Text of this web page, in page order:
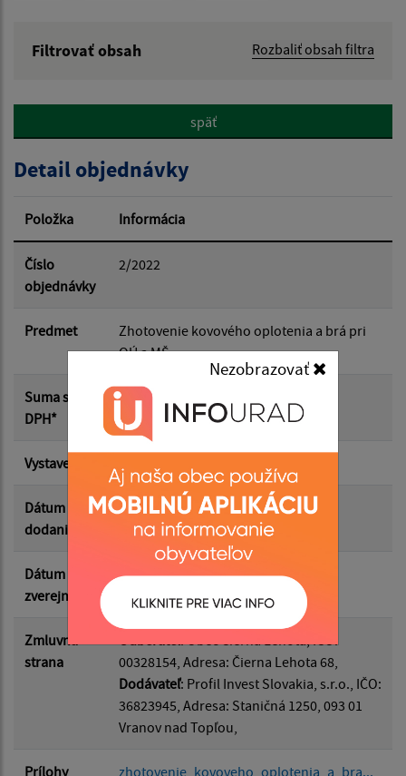
Nezobrazovať
Filtrovať obsah
Rozbaliť obsah filtra
Hľadať v:
Dátum od:
Dátum do:
Suma do:
späť
Detail objednávky
Položka Informácia
Číslo
objednávky
2/2022
Predmet
Zhotovenie kovového oplotenia a brá pri
OÚ a MŠ
Suma s
DPH*
0.00 €
Vystavená
Dátum
dodania
30.10.2022
Dátum
zverejnenia
31.05.2022
Zmluvná
strana
Odberateľ: Obec Čierna Lehota, IČO:
00328154, Adresa: Čierna Lehota 68,
Dodávateľ: Profil Invest Slovakia, s.r.o., IČO:
36823945, Adresa: Staničná 1250, 093 01
Vranov nad Topľou,
Prílohy zhotovenie_kovoveho_oplotenia_a_bra...